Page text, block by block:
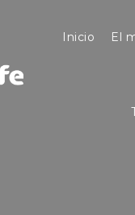
Inicio El